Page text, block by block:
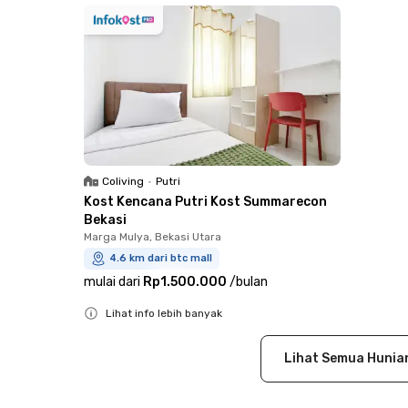
Coliving • Putri
Kost Kencana Putri Kost Summarecon
Bekasi
Marga Mulya, Bekasi Utara
4.6 km dari btc mall
mulai dari Rp1.500.000 /bulan
Lihat info lebih banyak
Lihat Semua